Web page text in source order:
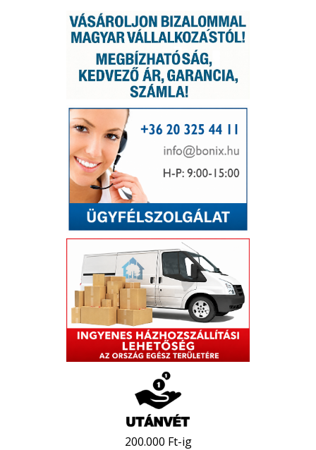
200.000 Ft-ig